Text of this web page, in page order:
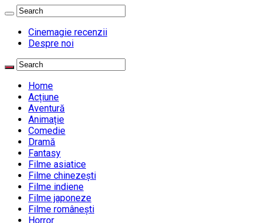
Cinemagie recenzii
Despre noi
Home
Acțiune
Aventură
Animație
Comedie
Dramă
Fantasy
Filme asiatice
Filme chinezești
Filme indiene
Filme japoneze
Filme românești
Horror